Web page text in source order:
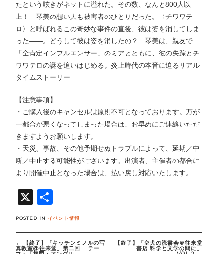
たという呟きがネットに溢れた。その数、なんと800人以
上！ 琴美の想い人も被害者のひとりだった。〈チワワテ
ロ〉と呼ばれるこの奇妙な事件の直後、彼は姿を消してしま
った――。どうして彼は姿を消したの？ 琴美は、親友で
「全肯定インフルエンサー」のミアとともに、彼の失踪とチ
ワワテロの謎を追いはじめる。炎上時代の本音に迫るリアル
タイムストーリー
【注意事項】
・ご購入後のキャンセルは原則不可となっております。万が
一都合が悪くなってしまった場合は、お早めにご連絡いただ
きますようお願いします。
・天災、事故、その他予期せぬトラブルによって、延期／中
断／中止する可能性がございます。出演者、主催者の都合に
より開催中止となった場合は、払い戻し対応いたします。
X
有
POSTED IN イベント情報
Post
navigation
← 【終了】「キッチンミノルの写
真教室@往来堂」第二回 テー
【終了】「空犬の読書会＠往来堂
書店 科学と文学の間に」